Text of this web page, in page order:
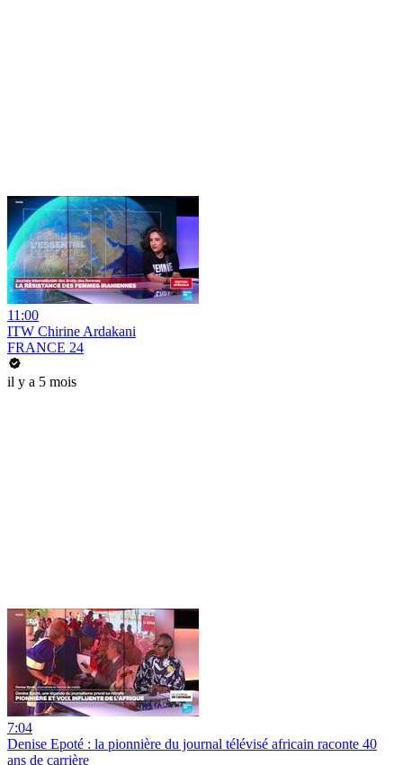
11:00
ITW Chirine Ardakani
FRANCE 24
il y a 5 mois
7:04
Denise Epoté : la pionnière du journal télévisé africain raconte 40
ans de carrière